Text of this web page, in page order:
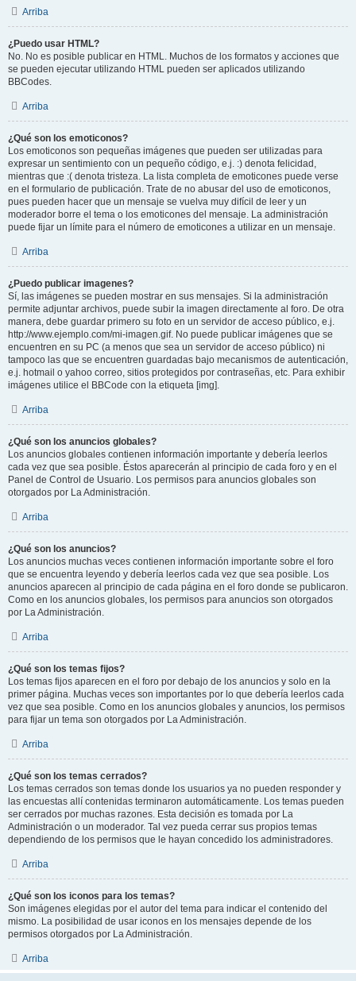
Arriba
¿Puedo usar HTML?
No. No es posible publicar en HTML. Muchos de los formatos y acciones que
se pueden ejecutar utilizando HTML pueden ser aplicados utilizando
BBCodes.
Arriba
¿Qué son los emoticonos?
Los emoticonos son pequeñas imágenes que pueden ser utilizadas para
expresar un sentimiento con un pequeño código, e.j. :) denota felicidad,
mientras que :( denota tristeza. La lista completa de emoticones puede verse
en el formulario de publicación. Trate de no abusar del uso de emoticonos,
pues pueden hacer que un mensaje se vuelva muy difícil de leer y un
moderador borre el tema o los emoticones del mensaje. La administración
puede fijar un límite para el número de emoticones a utilizar en un mensaje.
Arriba
¿Puedo publicar imagenes?
Sí, las imágenes se pueden mostrar en sus mensajes. Si la administración
permite adjuntar archivos, puede subir la imagen directamente al foro. De otra
manera, debe guardar primero su foto en un servidor de acceso público, e.j.
http://www.ejemplo.com/mi-imagen.gif. No puede publicar imágenes que se
encuentren en su PC (a menos que sea un servidor de acceso público) ni
tampoco las que se encuentren guardadas bajo mecanismos de autenticación,
e.j. hotmail o yahoo correo, sitios protegidos por contraseñas, etc. Para exhibir
imágenes utilice el BBCode con la etiqueta [img].
Arriba
¿Qué son los anuncios globales?
Los anuncios globales contienen información importante y debería leerlos
cada vez que sea posible. Éstos aparecerán al principio de cada foro y en el
Panel de Control de Usuario. Los permisos para anuncios globales son
otorgados por La Administración.
Arriba
¿Qué son los anuncios?
Los anuncios muchas veces contienen información importante sobre el foro
que se encuentra leyendo y debería leerlos cada vez que sea posible. Los
anuncios aparecen al principio de cada página en el foro donde se publicaron.
Como en los anuncios globales, los permisos para anuncios son otorgados
por La Administración.
Arriba
¿Qué son los temas fijos?
Los temas fijos aparecen en el foro por debajo de los anuncios y solo en la
primer página. Muchas veces son importantes por lo que debería leerlos cada
vez que sea posible. Como en los anuncios globales y anuncios, los permisos
para fijar un tema son otorgados por La Administración.
Arriba
¿Qué son los temas cerrados?
Los temas cerrados son temas donde los usuarios ya no pueden responder y
las encuestas allí contenidas terminaron automáticamente. Los temas pueden
ser cerrados por muchas razones. Esta decisión es tomada por La
Administración o un moderador. Tal vez pueda cerrar sus propios temas
dependiendo de los permisos que le hayan concedido los administradores.
Arriba
¿Qué son los iconos para los temas?
Son imágenes elegidas por el autor del tema para indicar el contenido del
mismo. La posibilidad de usar iconos en los mensajes depende de los
permisos otorgados por La Administración.
Arriba